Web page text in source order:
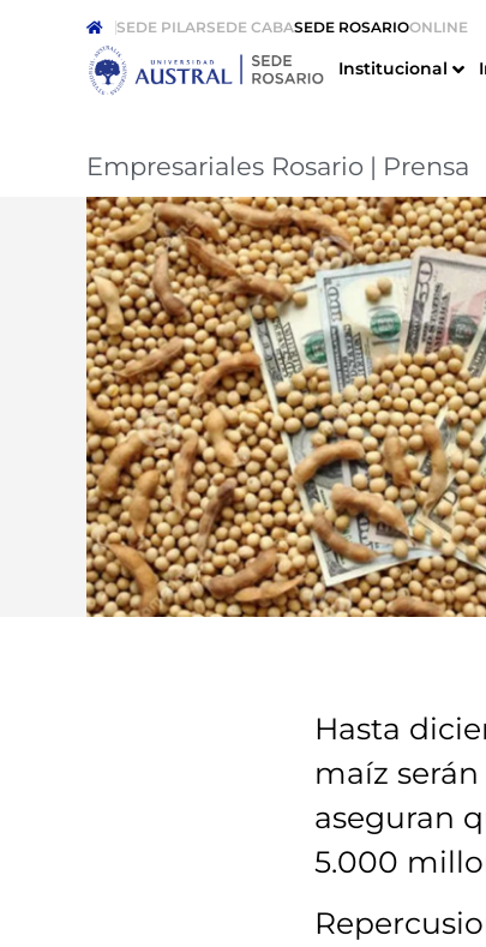
SEDE PILARSEDE CABASEDE ROSARIOONLINE
Institucional
Empresariales Rosario | Prensa
Hasta
maíz
aseguran
5.000